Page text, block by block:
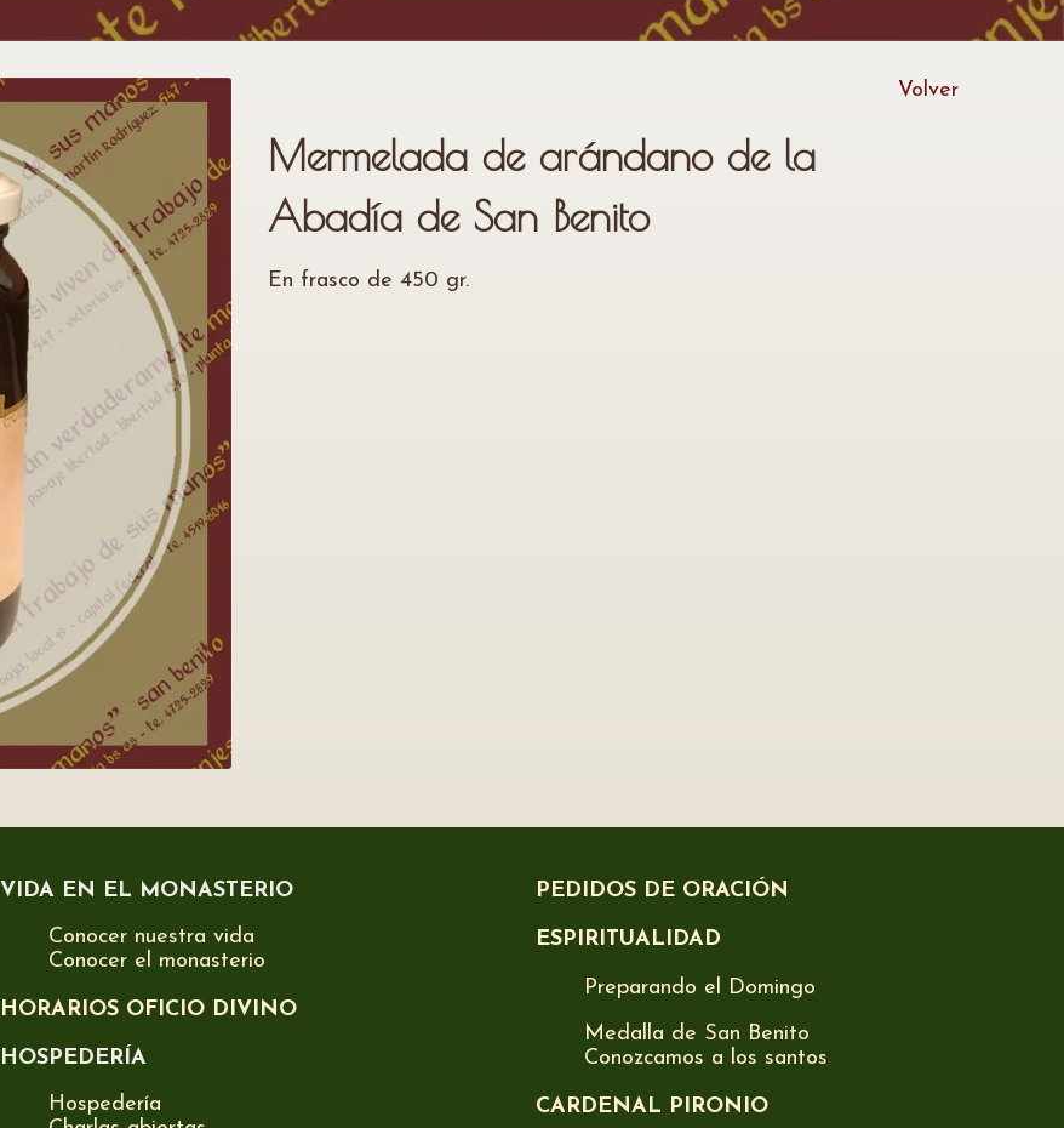
Volver
Mermelada de arándano de la
Abadía de San Benito
En frasco de 450 gr.
VIDA EN EL MONASTERIO
Conocer nuestra vida
Conocer el monasterio
HORARIOS OFICIO DIVINO
HOSPEDERÍA
Hospedería
PEDIDOS DE ORACIÓN
ESPIRITUALIDAD
Preparando el Domingo
Medalla de San Benito
Conozcamos a los santos
CARDENAL PIRONIO